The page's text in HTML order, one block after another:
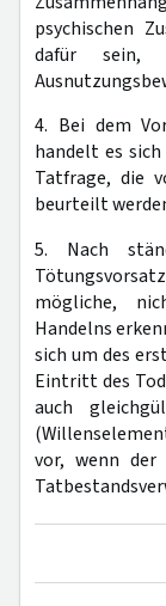
psychischen
dafür sein,
4. Bei dem
handelt es
Tatfrage, die
beurteilt
5. Nach
mögliche,
Handelns
sich um des
Eintritt des
auch
vor, wenn